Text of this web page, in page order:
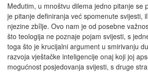
Međutim, u mnoštvu dilema jedno pitanje se
je pitanje definiranja već spomenute svijesti,
njezine zbîlje. Ovo nam je od posebne
što teologija ne poznaje pojam svijesti, s
toga što je krucijalni argument u smirivanju
razvoja vještačke inteligencije onaj koji joj
mogućnost posjedovanja svijesti, s druge